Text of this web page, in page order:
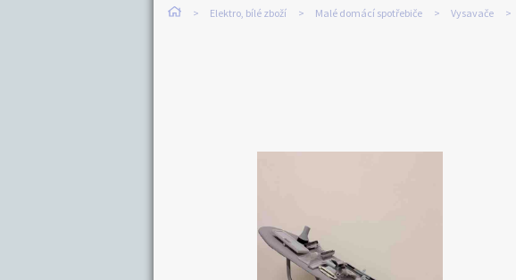
Elektro, bílé zboží Malé domácí spotřebiče Vysavače